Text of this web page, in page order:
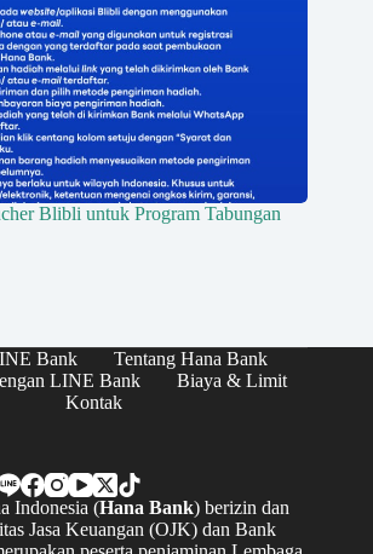
Blibli untuk Program Tabungan
Bank
Tentang Hana Bank
LINE Bank
Biaya & Limit
Kontak
Indonesia (Hana Bank) berizin dan
Jasa Keuangan (OJK) dan Bank